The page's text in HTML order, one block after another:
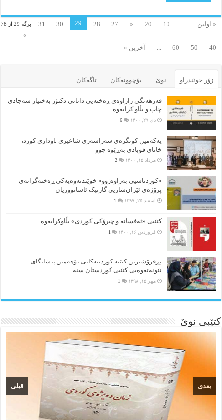
برگه 29 از 78 « اولین ...
10
20
«
27
28
29
30
31
»
40
50
60
... آخرین »
زۆر خوێندراو نوێ بۆچوونه‌کان تاگەکان
فەرهەنگی زاراوەی ڕەخنەیی دانانی دکتۆر بەختیار سەجادی
چاپ و بڵاو کرایەوە
دی ۲۹, ۱۴۰۰ 6
یەکەمین کونگرەی سەراسەری شاعیری‌ ناوداری کورد،
خانای قوبادی بەڕێوە چوو
مرداد ۱۵, ۱۴۰۰ 2
«کوردناسیی بەراوەژوو» خوێندنەوەیەکی ڕەخنەگرانەی
پرۆژەی ئێران‌شاریی گارنیک ئاساتووریان
اسفند ۲۵, ۱۳۹۷ 1
کتێبی «ئەفسانە و چیرۆکی کوردی» بڵاوکرایەوە
فروردین ۱۶, ۱۴۰۰ 1
پڕفرۆشترین کتێبە کوردییەکانی نۆهەمین پیشانگای
نێونەتەوەیی کتێبی کوردستان سنە
مهر ۱۵, ۱۳۹۸ 1
کتێبی نوێ
قبلی بعدی